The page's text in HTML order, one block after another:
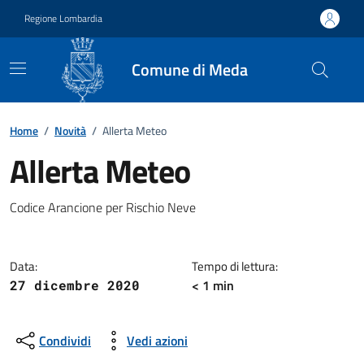
Regione Lombardia
Comune di Meda
Home / Novità / Allerta Meteo
Allerta Meteo
Dettagli della notizia
Codice Arancione per Rischio Neve
Data:
27 dicembre 2020
Tempo di lettura:
< 1 min
Condividi Vedi azioni